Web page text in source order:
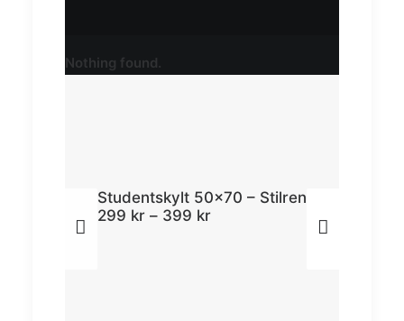
Nothing found.
Studentskylt 50×70 – Stilren
299 kr – 399 kr